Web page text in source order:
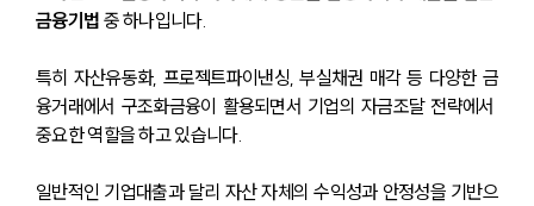
금융기법 중 하나입니다.
특히 자산유동화, 프로젝트파이낸싱, 부실채권 매각 등 다양한 금
융거래에서 구조화금융이 활용되면서 기업의 자금조달 전략에서
중요한 역할을 하고 있습니다.
일반적인 기업대출과 달리 자산 자체의 수익성과 안정성을 기반으